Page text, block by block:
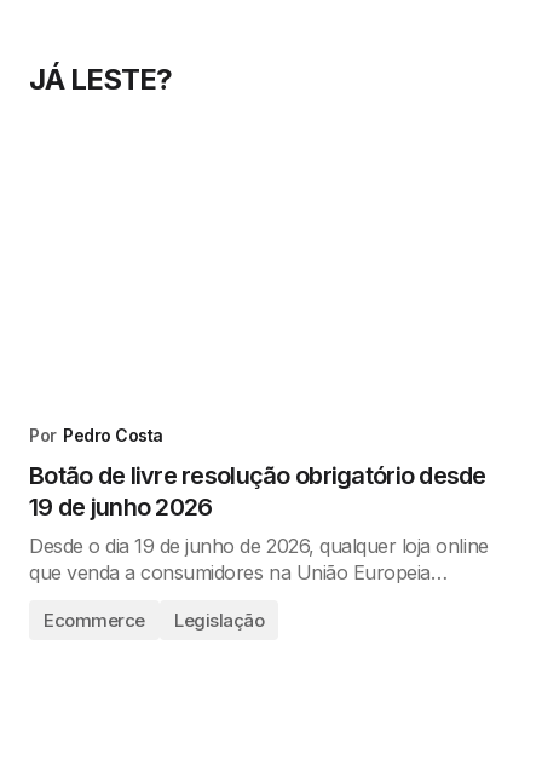
JÁ LESTE?
Por Pedro Costa
Botão de livre resolução obrigatório desde
19 de junho 2026
Desde o dia 19 de junho de 2026, qualquer loja online
que venda a consumidores na União Europeia…
Ecommerce Legislação